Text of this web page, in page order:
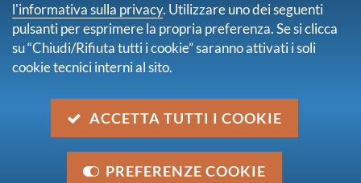
Trova contenuto
all'interno di
Ordini di cessazione
dove
Ovunque nella pubblicazione
con data
2025
trovati144elementi.
l'informativa sulla privacy. Utilizzare uno dei seguenti
pulsanti per esprimere la propria preferenza. Se si clicca
su “Chiudi/Rifiuta tutti i cookie” saranno attivati i soli
cookie tecnici interni al sito.
ACCETTA TUTTI I COOKIE
PREFERENZE COOKIE